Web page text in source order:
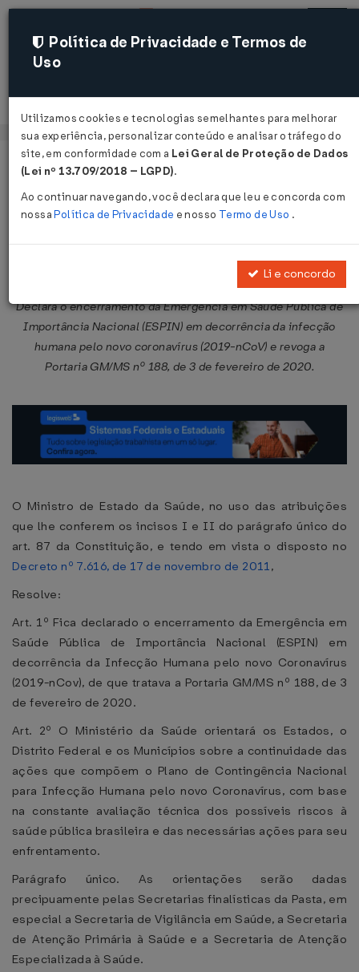
Acessar
Página Inicial Legislações
Portaria MS Nº 913 DE 22/04/2022
Publicado no DOU em 22 abr 2022
Declara o encerramento da Emergência em Saúde Pública de
Importância Nacional (ESPIN) em decorrência da infecção
humana pelo novo coronavírus (2019-nCoV) e revoga a
Portaria GM/MS nº 188, de 3 de fevereiro de 2020.
O Ministro de Estado da Saúde, no uso das atribuições
que lhe conferem os incisos I e II do parágrafo único do
art. 87 da Constituição, e tendo em vista o disposto no
Decreto nº 7.616, de 17 de novembro de 2011,
Resolve:
Art. 1º Fica declarado o encerramento da Emergência em
Saúde Pública de Importância Nacional (ESPIN) em
decorrência da Infecção Humana pelo novo Coronavírus
(2019-nCov), de que tratava a Portaria GM/MS nº 188, de 3
de fevereiro de 2020.
Art. 2º O Ministério da Saúde orientará os Estados, o
Distrito Federal e os Municípios sobre a continuidade das
ações que compõem o Plano de Contingência Nacional
para Infecção Humana pelo novo Coronavírus, com base
na constante avaliação técnica dos possíveis riscos à
saúde pública brasileira e das necessárias ações para seu
enfrentamento.
Parágrafo único. As orientações serão dadas
precipuamente pelas Secretarias finalísticas da Pasta, em
especial a Secretaria de Vigilância em Saúde, a Secretaria
de Atenção Primária à Saúde e a Secretaria de Atenção
Especializada à Saúde.
Política de Privacidade e Termos de
Uso
Utilizamos cookies e tecnologias semelhantes para melhorar
sua experiência, personalizar conteúdo e analisar o tráfego do
site, em conformidade com a Lei Geral de Proteção de Dados
(Lei nº 13.709/2018 – LGPD).
Ao continuar navegando, você declara que leu e concorda com
nossaPolítica de Privacidade e nosso Termo de Uso .
Li e concordo